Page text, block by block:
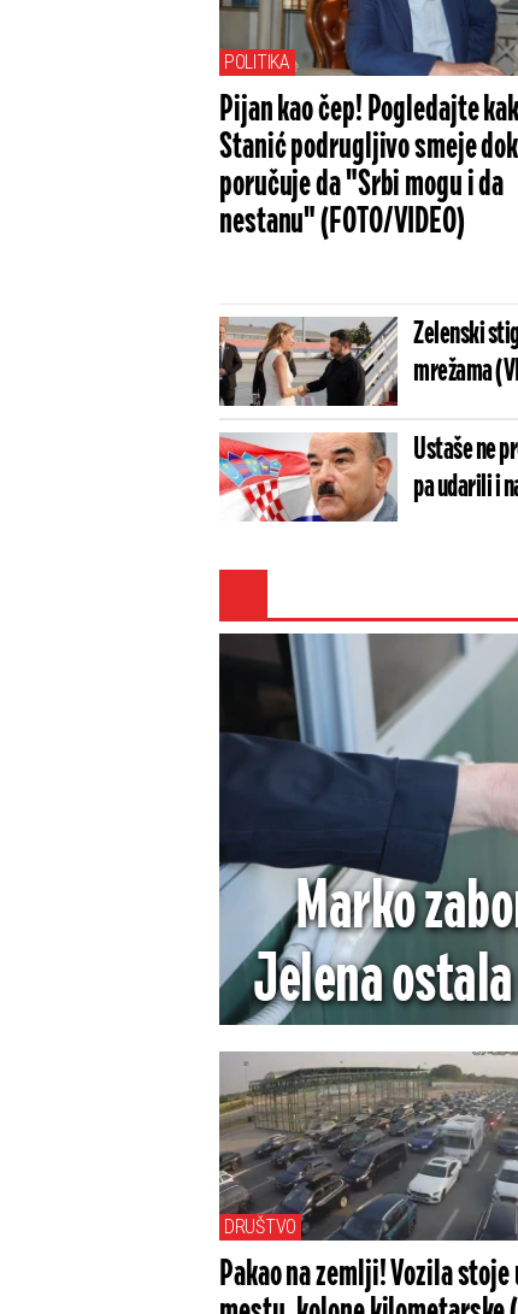
POLITIKA
Pijan kao čep! Pogledajte
Stanić podrugljivo smeje dok
poručuje da "Srbi mogu i da
nestanu" (FOTO/VIDEO)
Zelenski
mrežama
Ustaše ne
pa udarili i
Marko
Jelena
DRUŠTVO
Pakao na zemlji! Vozila stoje